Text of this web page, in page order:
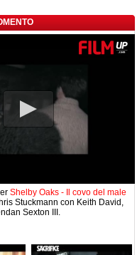
Shelby Oaks - Il covo del male
Stuckmann con Keith David,
Sexton III.